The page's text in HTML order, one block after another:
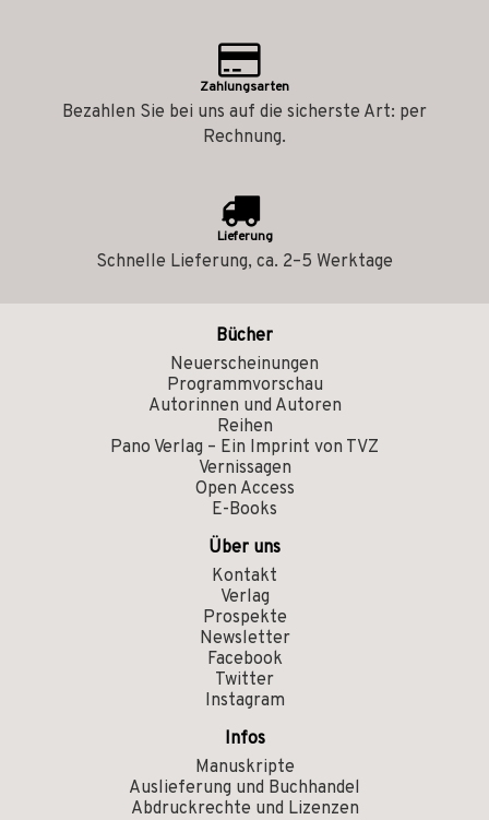
Zahlungsarten
Bezahlen Sie bei uns auf die sicherste Art: per
Rechnung.
Lieferung
Schnelle Lieferung, ca. 2–5 Werktage
Bücher
Neuerscheinungen
Programmvorschau
Autorinnen und Autoren
Reihen
Pano Verlag – Ein Imprint von TVZ
Vernissagen
Open Access
E-Books
Über uns
Kontakt
Verlag
Prospekte
Newsletter
Facebook
Twitter
Instagram
Infos
Manuskripte
Auslieferung und Buchhandel
Abdruckrechte und Lizenzen